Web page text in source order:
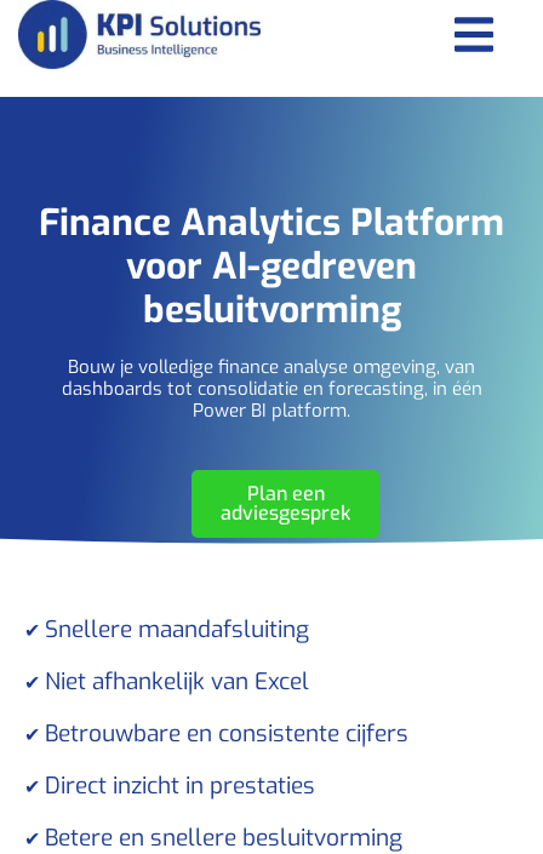
Finance Analytics Platform
voor AI‑gedreven
besluitvorming
Bouw je volledige finance analyse omgeving, van
dashboards tot consolidatie en forecasting, in één
Power BI platform.
Plan een
adviesgesprek
✔ Snellere maandafsluiting
✔ Niet afhankelijk van Excel
✔ Betrouwbare en consistente cijfers
✔ Direct inzicht in prestaties
✔ Betere en snellere besluitvorming